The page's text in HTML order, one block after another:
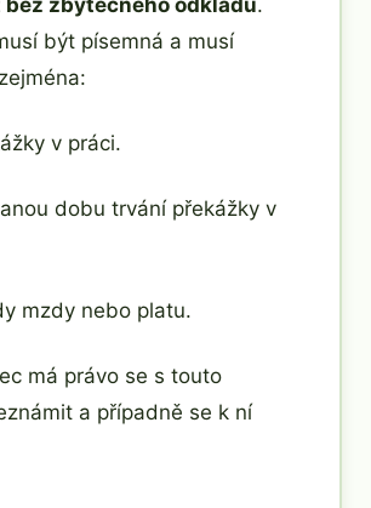
zbytečného odkladu.
být písemná a musí
v práci.
dobu trvání překážky v
mzdy nebo platu.
má právo se s touto
a případně se k ní